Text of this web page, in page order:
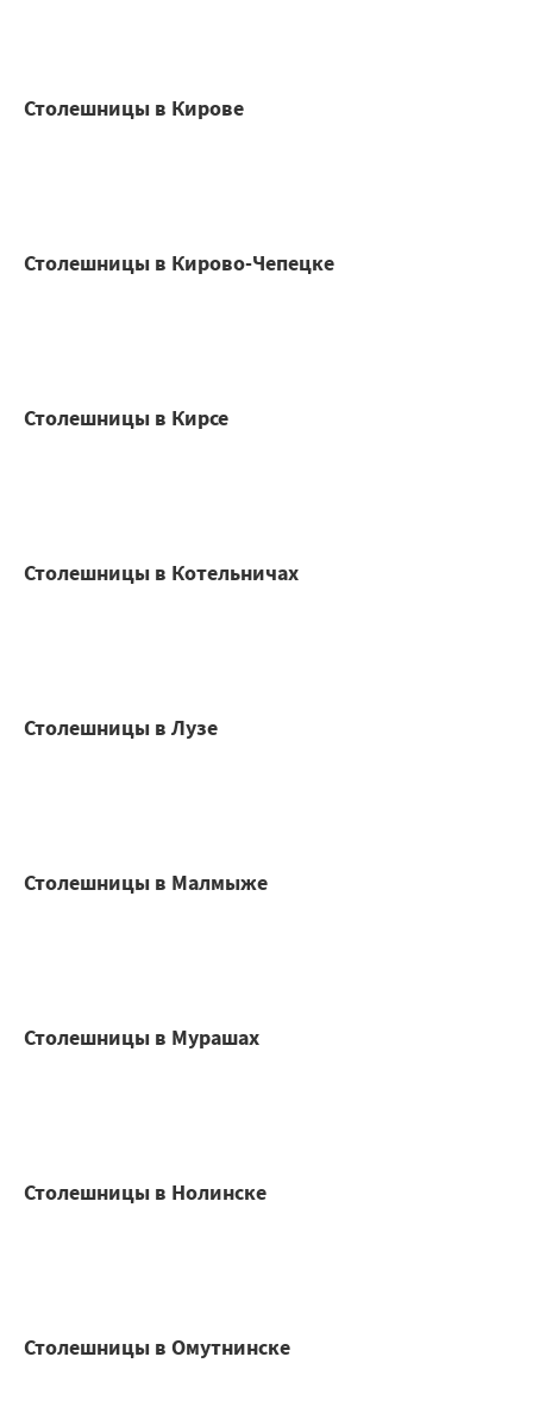
Столешницы в Кирове
Столешницы в Кирово-Чепецке
Столешницы в Кирсе
Столешницы в Котельничах
Столешницы в Лузе
Столешницы в Малмыже
Столешницы в Мурашах
Столешницы в Нолинске
Столешницы в Омутнинске